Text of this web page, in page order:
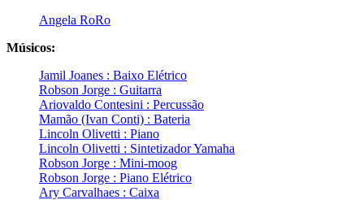
Angela RoRo
Músicos:
Jamil Joanes : Baixo Elétrico
Robson Jorge : Guitarra
Ariovaldo Contesini : Percussão
Mamão (Ivan Conti) : Bateria
Lincoln Olivetti : Piano
Lincoln Olivetti : Sintetizador Yamaha
Robson Jorge : Mini-moog
Robson Jorge : Piano Elétrico
Ary Carvalhaes : Caixa